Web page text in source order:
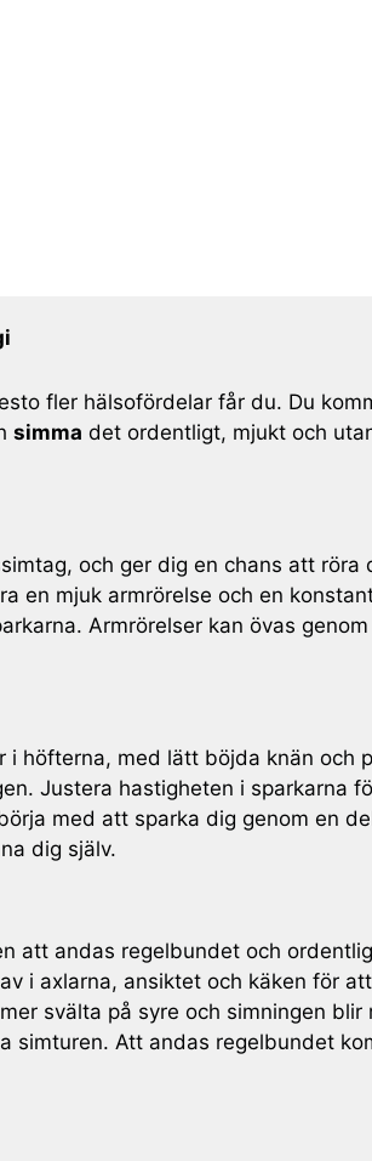
fler hälsofördelar får du. Du
simma det ordentligt, mjukt och
och ger dig en chans att
en mjuk armrörelse och en
Armrörelser kan övas
höfterna, med lätt böjda knän och
Justera hastigheten i sparkarna
med att sparka dig genom en
dig själv.
att andas regelbundet och
i axlarna, ansiktet och käken för
svälta på syre och simningen
Att andas regelbundet